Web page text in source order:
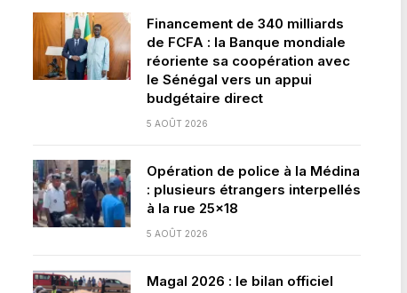
Financement de 340 milliards
de FCFA : la Banque mondiale
réoriente sa coopération avec
le Sénégal vers un appui
budgétaire direct
5 AOÛT 2026
Opération de police à la Médina
: plusieurs étrangers interpellés
à la rue 25×18
5 AOÛT 2026
Magal 2026 : le bilan officiel